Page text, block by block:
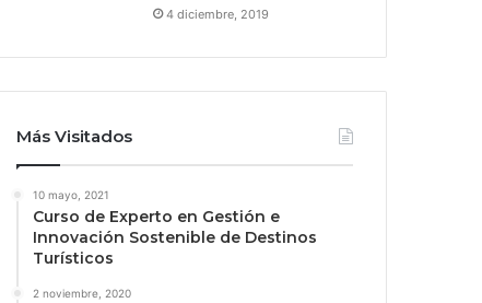
4 diciembre, 2019
Más Visitados
10 mayo, 2021
Curso de Experto en Gestión e
Innovación Sostenible de Destinos
Turísticos
2 noviembre, 2020